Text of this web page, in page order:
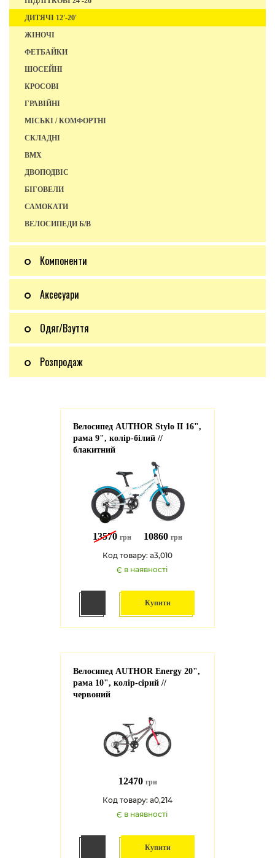
ДИТЯЧІ 12'-20'
ЖІНОЧІ
ФЕТБАЙКИ
ШОСЕЙНІ
КРОСОВІ
ГРАВІЙНІ
МІСЬКІ / КОМФОРТНІ
СКЛАДНІ
BMX
ДВОПОДВІС
БІГОВЕЛИ
САМОКАТИ
ВЕЛОСИПЕДИ Б/В
Компоненти
Аксесуари
Одяг/Взуття
Розпродаж
Велосипед AUTHOR Stylo II 16",
рама 9", колір-білий //
блакитний
13570 грн 10860 грн
Код товару: a3,010
Є в наявності
Купити
Велосипед AUTHOR Energy 20",
рама 10", колір-сірий //
червоний
12470 грн
Код товару: a0,214
Є в наявності
Купити